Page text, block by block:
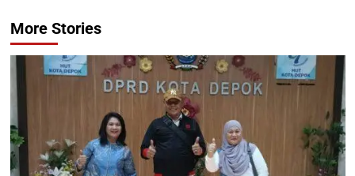
More Stories